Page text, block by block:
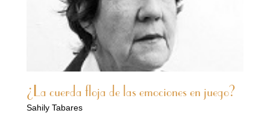
¿La cuerda floja de las emociones en juego?
Sahily Tabares